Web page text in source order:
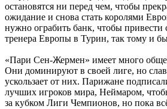
остановятся ни перед чем, чтобы
ожидание и снова стать королями
нужно ограбить банк, чтобы привести
тренера Европы в Турин, так тому и
«Пари Сен-Жермен» имеет много
Они доминируют в своей лиге, но
ускользает от них. Парижане
лучших игроков мира, Неймаром,
за кубком Лиги Чемпионов, но пока